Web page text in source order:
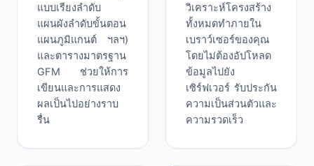
แบบเรียงลำดับ
แผนผังลำดับขั้นตอน
แผนภูมิแกนต์ ฯลฯ)
และตารางมาตรฐาน
GFM ช่วยให้การ
เขียนและการแสดง
ผลเป็นไปอย่างราบ
รื่น
วิเคราะห์โครงสร้าง
ทั้งหมดทำภายใน
เบราว์เซอร์ของคุณ
โดยไม่ต้องอัปโหลด
ข้อมูลไปยัง
เซิร์ฟเวอร์ รับประกัน
ความเป็นส่วนตัวและ
ความรวดเร็ว